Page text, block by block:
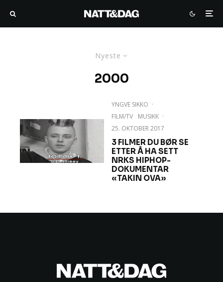
Nyeste
2000
YNGVE SIKKO ·
FILM/TV
MUSIKK ·
25. OKTOBER 2017
3 FILMER DU BØR SE
ETTER Å HA SETT
NRKS HIPHOP-
DOKUMENTAR
«TAKIN OVA»